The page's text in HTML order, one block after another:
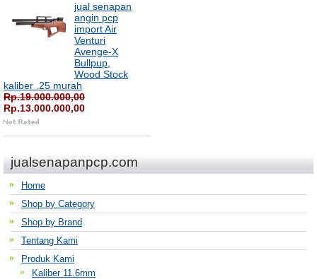
jual senapan
angin pcp
import Air
Venturi
Avenge-X
Bullpup,
Wood Stock
kaliber .25 murah
Rp.19.000.000,00
Rp.13.000.000,00
jualsenapanpcp.com
Home
Shop by Category
Shop by Brand
Tentang Kami
Produk Kami
Kaliber 11.6mm